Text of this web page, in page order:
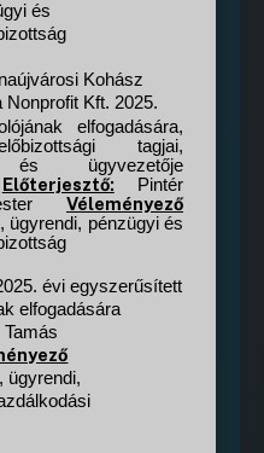
és
Kohász
Nonprofit Kft. 2025.
elfogadására,
tagjai,
és ügyvezetője
Előterjesztő: Pintér
Véleményező
ügyrendi, pénzügyi és
évi egyszerűsített
elfogadására
Tamás
ügyrendi,